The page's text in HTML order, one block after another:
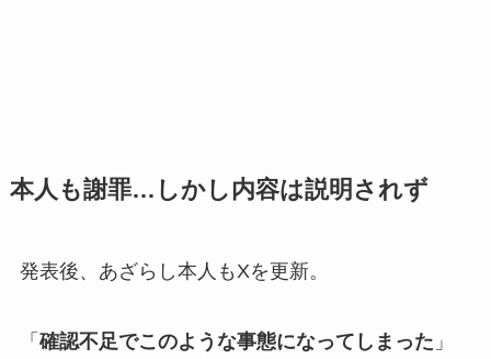
本人も謝罪…しかし内容は説明されず
発表後、あざらし本人もXを更新。
「 確認不足でこのような事態になってしまった 」